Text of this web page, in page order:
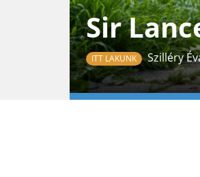
Sir
ITT LAKUNK Szilléry